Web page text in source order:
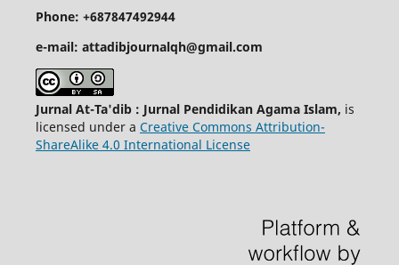
Phone: +687847492944
e-mail: attadibjournalqh@gmail.com
Jurnal At-Ta'dib : Jurnal Pendidikan Agama Islam, is
licensed under a Creative Commons Attribution-
ShareAlike 4.0 International License